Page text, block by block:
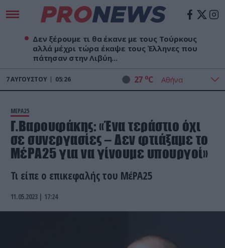
Δεν ξέρουμε τι θα έκανε με τους Τούρκους
αλλά μέχρι τώρα έκαψε τους Έλληνες που
πάτησαν στην Λιβύη...
7ΑΥΓΟΎΣΤΟΥ 05:26 27 oC
ΜΕΡΑ25
Γ.Βαρουφάκης: «Ένα τεράστιο όχι
σε συνεργασίες – Δεν φτιάξαμε το
ΜέΡΑ25 για να γίνουμε υπουργοί»
Τι είπε ο επικεφαλής του ΜέΡΑ25
11.05.2023 | 17:24